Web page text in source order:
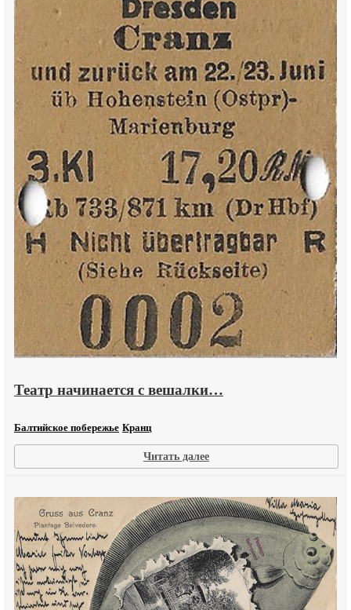
Театр начинается с вешалки…
Балтийское побережье Кранц
Читать далее:
Театр
с
вешалки…